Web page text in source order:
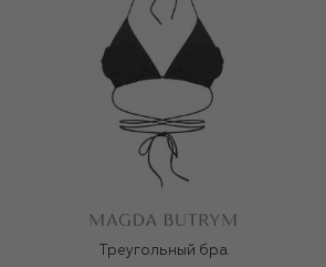
Треугольный бра